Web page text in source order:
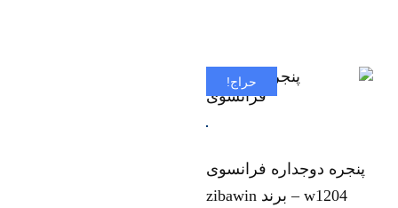
حراج!
پنجره دوجداره فرانسوی
w1204 – برند zibawin